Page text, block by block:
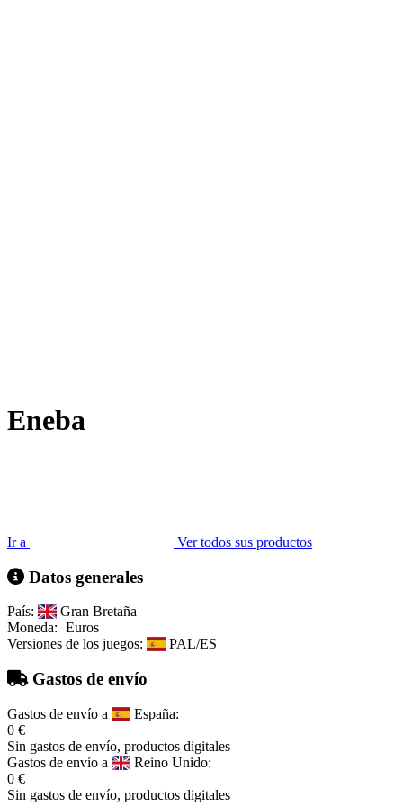
Eneba
Ir a Ver todos sus productos
Datos generales
País:
Gran Bretaña
Moneda: Euros
Versiones de los juegos:
PAL/ES
Gastos de envío
Gastos de envío a
España:
0 €
Sin gastos de envío, productos digitales
Gastos de envío a
Reino Unido:
0 €
Sin gastos de envío, productos digitales